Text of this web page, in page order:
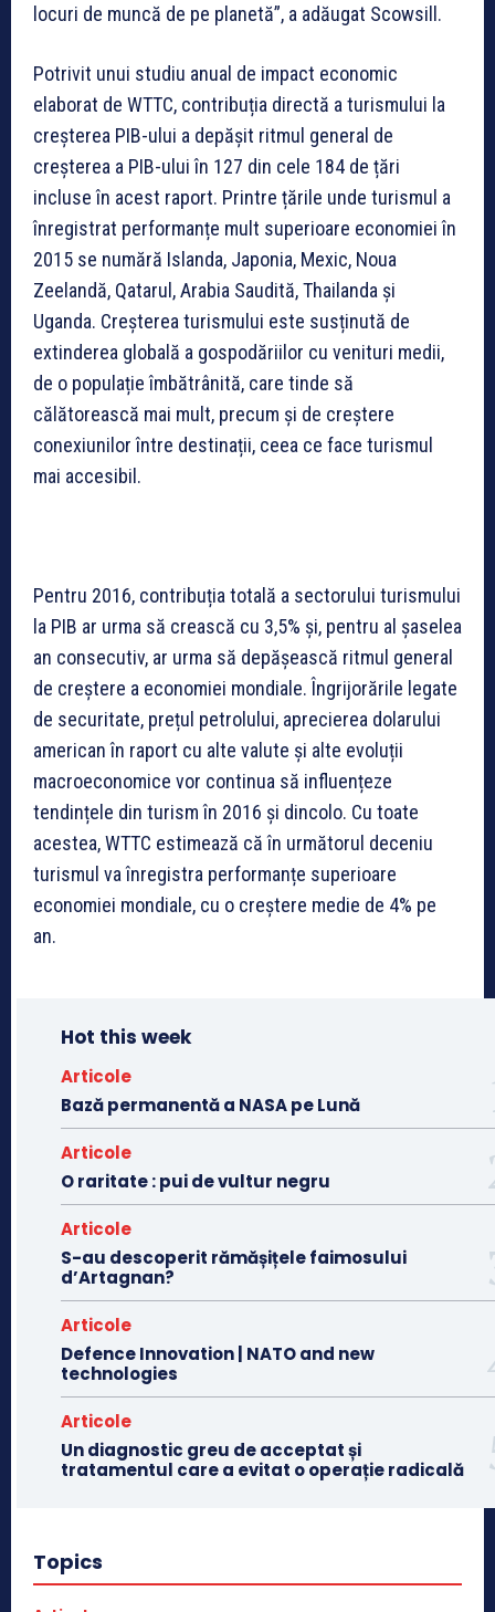
locuri de muncă de pe planetă”, a adăugat Scowsill.
Potrivit unui studiu anual de impact economic
elaborat de WTTC, contribuția directă a turismului la
creșterea PIB-ului a depășit ritmul general de
creșterea a PIB-ului în 127 din cele 184 de țări
incluse în acest raport. Printre țările unde turismul a
înregistrat performanțe mult superioare economiei în
2015 se numără Islanda, Japonia, Mexic, Noua
Zeelandă, Qatarul, Arabia Saudită, Thailanda și
Uganda. Creșterea turismului este susținută de
extinderea globală a gospodăriilor cu venituri medii,
de o populație îmbătrânită, care tinde să
călătorească mai mult, precum și de creștere
conexiunilor între destinații, ceea ce face turismul
mai accesibil.
Pentru 2016, contribuția totală a sectorului turismului
la PIB ar urma să crească cu 3,5% și, pentru al șaselea
an consecutiv, ar urma să depășească ritmul general
de creștere a economiei mondiale. Îngrijorările legate
de securitate, prețul petrolului, aprecierea dolarului
american în raport cu alte valute și alte evoluții
macroeconomice vor continua să influențeze
tendințele din turism în 2016 și dincolo. Cu toate
acestea, WTTC estimează că în următorul deceniu
turismul va înregistra performanțe superioare
economiei mondiale, cu o creștere medie de 4% pe
an.
Hot this week
Articole
Bază permanentă a NASA pe Lună
Articole
O raritate : pui de vultur negru
Articole
S-au descoperit rămășițele faimosului
d’Artagnan?
Articole
Defence Innovation | NATO and new
technologies
Articole
Un diagnostic greu de acceptat și
tratamentul care a evitat o operație radicală
Topics